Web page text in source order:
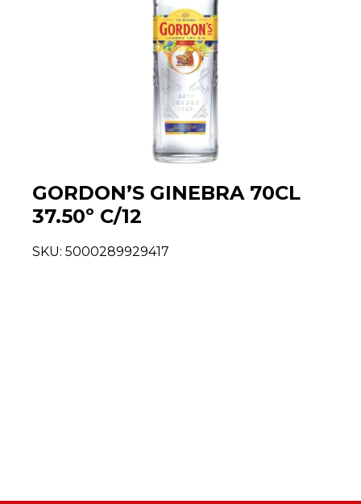
GORDON’S GINEBRA 70CL
37.50º C/12
SKU: 5000289929417